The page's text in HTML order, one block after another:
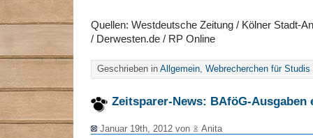
Quellen: Westdeutsche Zeitung / Kölner Stadt-
/ Derwesten.de / RP Online
Geschrieben in Allgemein, Webrecherchen für Studis
Zeitsparer-News: BAföG-Ausgaben
Januar 19th, 2012 von Anita